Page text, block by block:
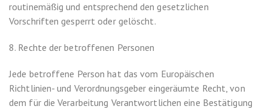
routinemäßig und entsprechend den gesetzlichen
Vorschriften gesperrt oder gelöscht.
8. Rechte der betroffenen Personen
Jede betroffene Person hat das vom Europäischen
Richtlinien- und Verordnungsgeber eingeräumte Recht, von
dem für die Verarbeitung Verantwortlichen eine Bestätigung